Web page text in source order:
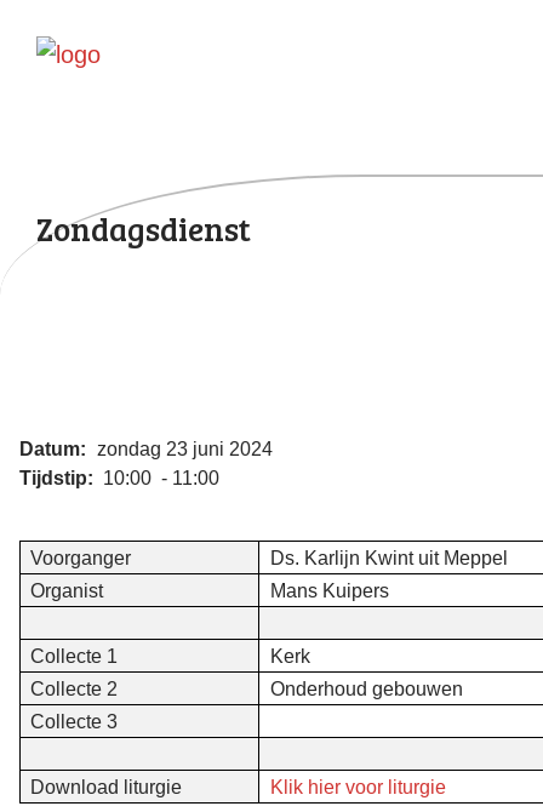
Zondagsdienst
Datum: zondag 23 juni 2024
Tijdstip: 10:00 - 11:00
Voorganger
Ds. Karlijn Kwint uit Meppel
Organist
Mans Kuipers
Collecte 1
Kerk
Collecte 2
Onderhoud gebouwen
Collecte 3
Download liturgie Klik hier voor liturgie